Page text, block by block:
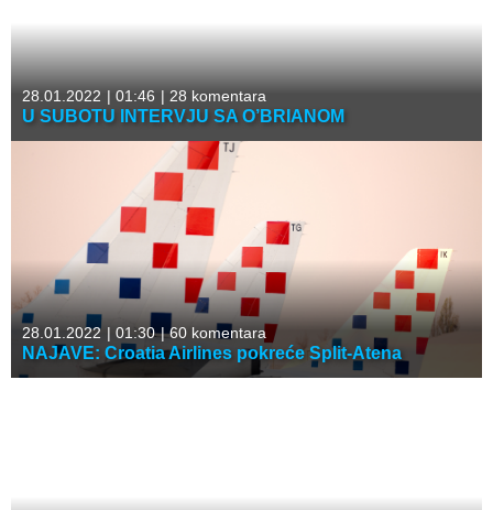
28.01.2022 | 01:46 | 28 komentara
U SUBOTU INTERVJU SA O’BRIANOM
28.01.2022 | 01:30 |60 komentara
NAJAVE: Croatia Airlines pokreće Split-Atena